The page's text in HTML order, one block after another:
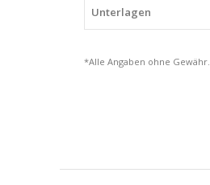
Unterlagen
*Alle Angaben ohne Gewähr.